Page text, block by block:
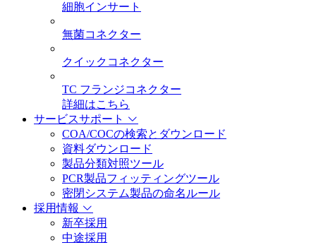
細胞インサート
無菌コネクター
クイックコネクター
TC フランジコネクター
詳細はこちら
サービスサポート
COA/COCの検索とダウンロード
資料ダウンロード
製品分類対照ツール
PCR製品フィッティングツール
密閉システム製品の命名ルール
採用情報
新卒採用
中途採用